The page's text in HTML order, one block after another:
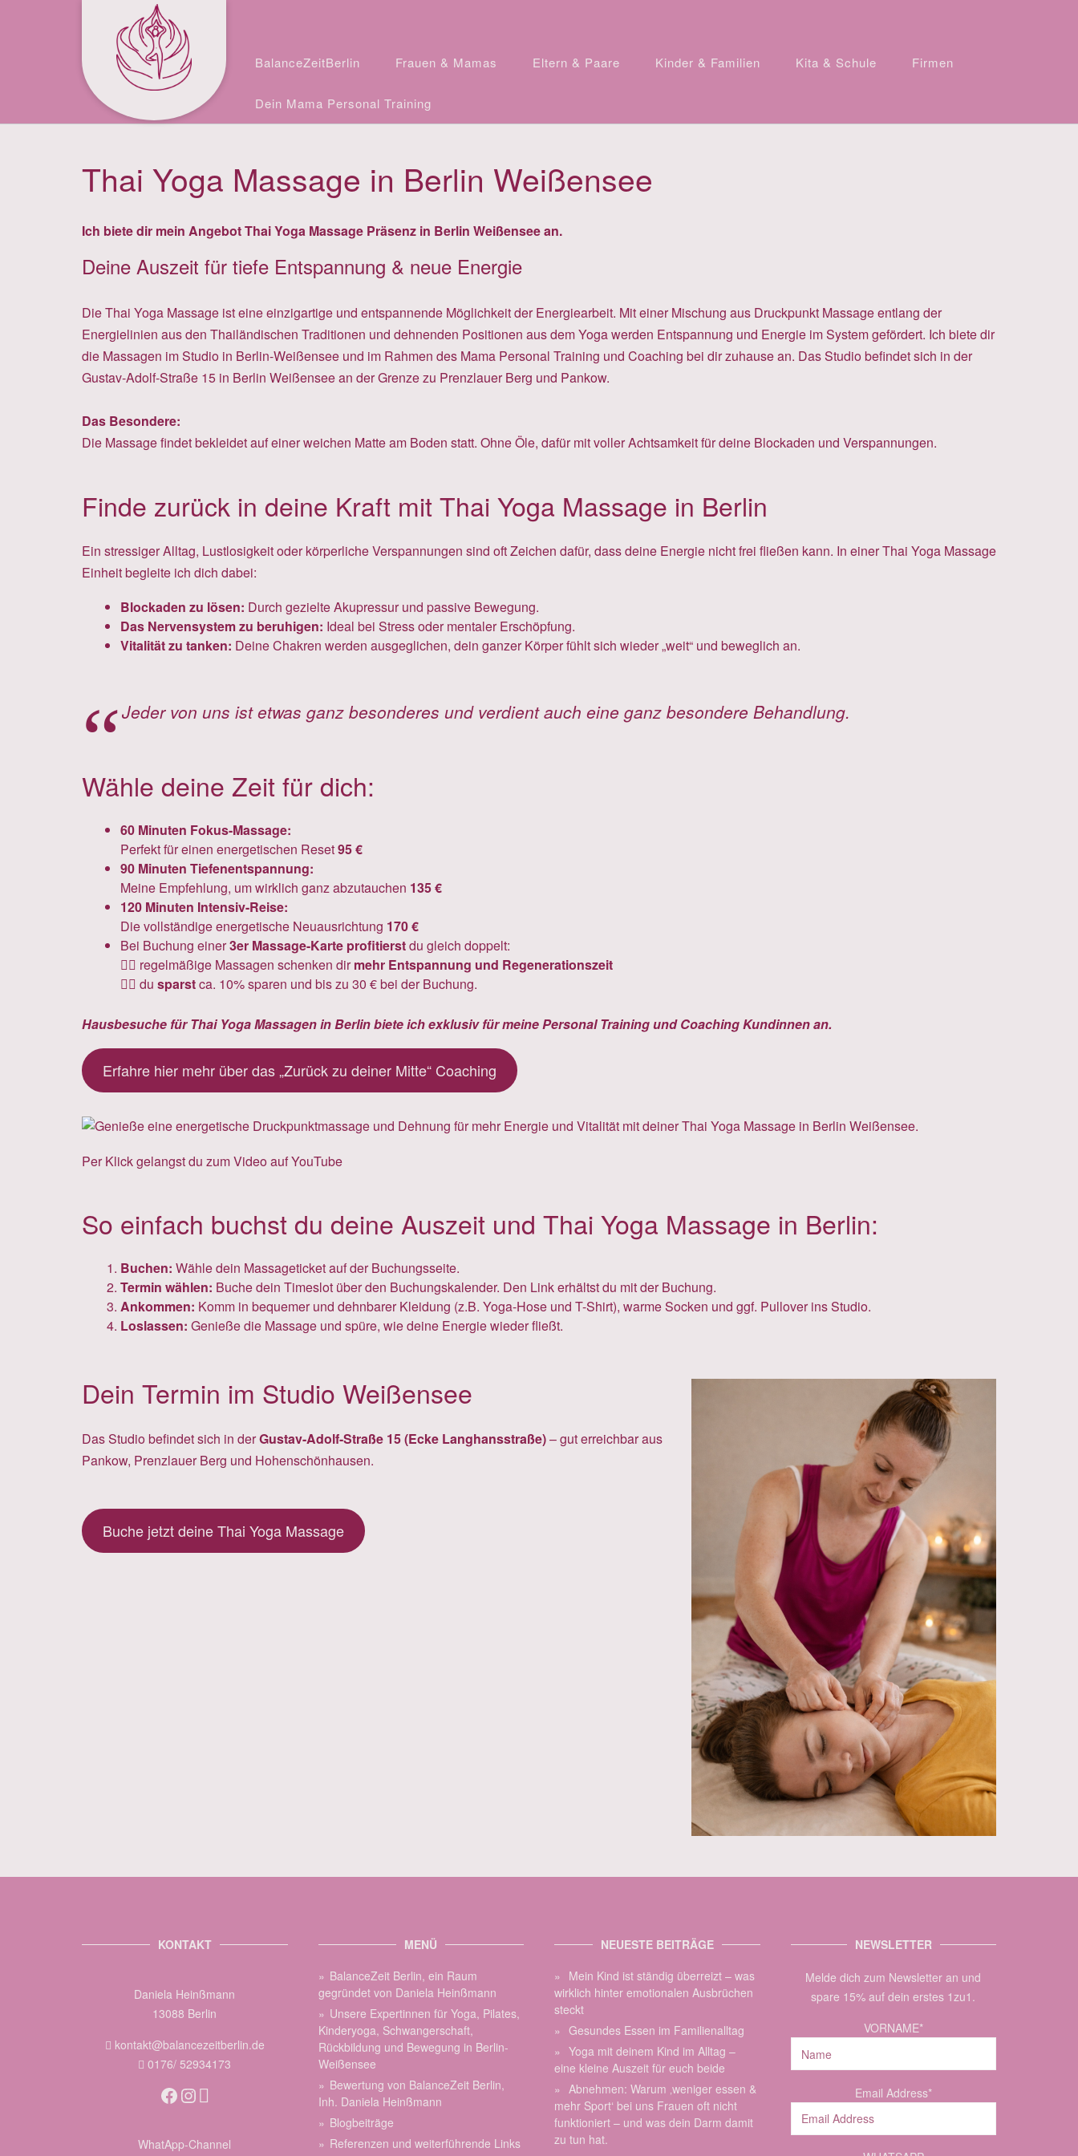
Facebook
Instagram
BalanceZeitBerlin Frauen & Mamas Eltern & Paare Kinder & Familien Kita & Schule Firmen
Dein Mama Personal Training
Thai Yoga Massage in Berlin Weißensee
Ich biete dir mein Angebot Thai Yoga Massage Präsenz in Berlin Weißensee an.
Deine Auszeit für tiefe Entspannung & neue Energie
Die Thai Yoga Massage ist eine einzigartige und entspannende Möglichkeit der Energiearbeit. Mit einer Mischung aus Druckpunkt Massage entlang der
Energielinien aus den Thailändischen Traditionen und dehnenden Positionen aus dem Yoga werden Entspannung und Energie im System gefördert. Ich biete dir
die Massagen im Studio in Berlin-Weißensee und im Rahmen des Mama Personal Training und Coaching bei dir zuhause an. Das Studio befindet sich in der
Gustav-Adolf-Straße 15 in Berlin Weißensee an der Grenze zu Prenzlauer Berg und Pankow.
Das Besondere:
Die Massage findet bekleidet auf einer weichen Matte am Boden statt. Ohne Öle, dafür mit voller Achtsamkeit für deine Blockaden und Verspannungen.
Finde zurück in deine Kraft mit Thai Yoga Massage in Berlin
Ein stressiger Alltag, Lustlosigkeit oder körperliche Verspannungen sind oft Zeichen dafür, dass deine Energie nicht frei fließen kann. In einer Thai Yoga Massage
Einheit begleite ich dich dabei:
Blockaden zu lösen: Durch gezielte Akupressur und passive Bewegung.
Das Nervensystem zu beruhigen: Ideal bei Stress oder mentaler Erschöpfung.
Vitalität zu tanken: Deine Chakren werden ausgeglichen, dein ganzer Körper fühlt sich wieder „weit“ und beweglich an.
Jeder von uns ist etwas ganz besonderes und verdient auch eine ganz besondere Behandlung.
Wähle deine Zeit für dich:
60 Minuten Fokus-Massage:
Perfekt für einen energetischen Reset95 €
90 Minuten Tiefenentspannung:
Meine Empfehlung, um wirklich ganz abzutauchen 135 €
120 Minuten Intensiv-Reise:
Die vollständige energetische Neuausrichtung 170 €
Bei Buchung einer3er Massage-Karte profitierstdu gleich doppelt:
👉🏽 regelmäßige Massagen schenken dirmehr Entspannung und Regenerationszeit
👉🏽 du sparstca. 10% sparen und bis zu 30 € bei der Buchung.
Hausbesuche für Thai Yoga Massagen in Berlin biete ich exklusiv für meine Personal Training und Coaching Kundinnen an.
Erfahre hier mehr über das „Zurück zu deiner Mitte“ Coaching
Per Klick gelangst du zum Video auf YouTube
So einfach buchst du deine Auszeit und Thai Yoga Massage in Berlin:
Buchen: Wähle dein Massageticket auf der Buchungsseite.
Termin wählen: Buche dein Timeslot über den Buchungskalender. Den Link erhältst du mit der Buchung.
Ankommen: Komm in bequemer und dehnbarer Kleidung (z.B. Yoga-Hose und T-Shirt), warme Socken und ggf. Pullover ins Studio.
Loslassen: Genieße die Massage und spüre, wie deine Energie wieder fließt.
Dein Termin im Studio Weißensee
Das Studio befindet sich in derGustav-Adolf-Straße 15 (Ecke Langhansstraße)– gut erreichbar aus
Pankow, Prenzlauer Berg und Hohenschönhausen.
Buche jetzt deine Thai Yoga Massage
KONTAKT
Daniela Heinßmann
13088 Berlin
kontakt@balancezeitberlin.de
0176/ 52934173
Facebook
Instagram
WhatApp-Channel
MENÜ
BalanceZeit Berlin, ein Raum
gegründet von Daniela Heinßmann
Unsere Expertinnen für Yoga, Pilates,
Kinderyoga, Schwangerschaft,
Rückbildung und Bewegung in Berlin-
Weißensee
Bewertung von BalanceZeit Berlin,
Inh. Daniela Heinßmann
Blogbeiträge
Referenzen und weiterführende Links
NEUESTE BEITRÄGE
Mein Kind ist ständig überreizt – was
wirklich hinter emotionalen Ausbrüchen
steckt
Gesundes Essen im Familienalltag
Yoga mit deinem Kind im Alltag –
eine kleine Auszeit für euch beide
Abnehmen: Warum ‚weniger essen &
mehr Sport‘ bei uns Frauen oft nicht
funktioniert – und was dein Darm damit
zu tun hat.
NEWSLETTER
Melde dich zum Newsletter an und
spare 15% auf dein erstes 1zu1.
VORNAME*
Email Address*